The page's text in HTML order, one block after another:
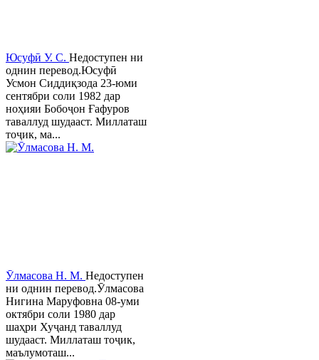
Юсуфӣ У. C. Недоступен ни
однин перевод.Юсуфӣ
Усмон Сиддиқзода 23-юми
сентябри соли 1982 дар
ноҳияи Бобоҷон Ғафуров
таваллуд шудааст. Миллаташ
тоҷик, ма...
Ӯлмасова Н. М. Недоступен
ни однин перевод.Ӯлмасова
Нигина Маруфовна 08-уми
октябри соли 1980 дар
шаҳри Хуҷанд таваллуд
шудааст. Миллаташ тоҷик,
маълумоташ...